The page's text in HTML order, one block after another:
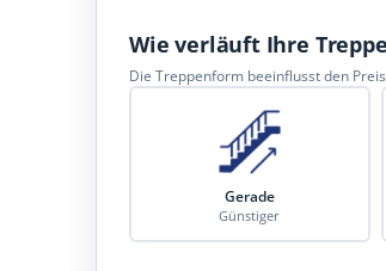
Wie verläuft Ihre
Die Treppenform beeinflusst den
Gerade
Günstiger